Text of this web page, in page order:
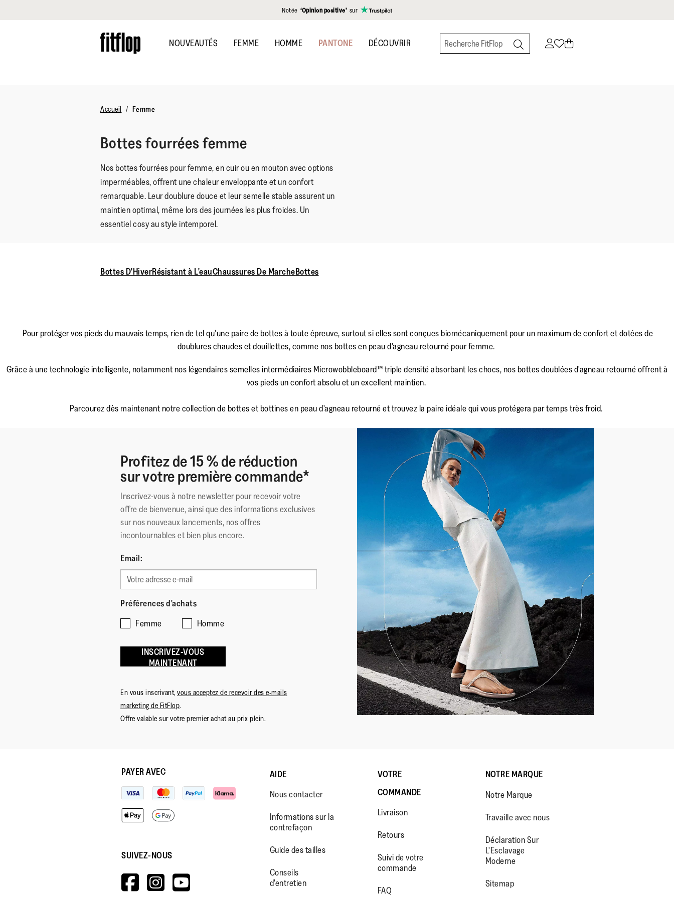
Notée ‘Opinion positive’ sur
to
main
NOUVEAUTÉS FEMME HOMME PANTONE DÉCOUVRIR
Accueil Femme
Bottes fourrées femme
Nos bottes fourrées pour femme, en cuir ou en mouton avec options
imperméables, offrent une chaleur enveloppante et un confort
remarquable. Leur doublure douce et leur semelle stable assurent un
maintien optimal, même lors des journées les plus froides. Un
essentiel cosy au style intemporel.
Bottes D'HiverRésistant à L'eauChaussures De MarcheBottes
Pour protéger vos pieds du mauvais temps, rien de tel qu’une paire de bottes à toute épreuve, surtout si elles sont conçues biomécaniquement pour un maximum de confort et dotées de
doublures chaudes et douillettes, comme nos bottes en peau d'agneau retourné pour femme.
Grâce à une technologie intelligente, notamment nos légendaires semelles intermédiaires Microwobbleboard™ triple densité absorbant les chocs, nos bottes doublées d'agneau retourné offrent à
vos pieds un confort absolu et un excellent maintien.
Parcourez dès maintenant notre collection de bottes et bottines en peau d'agneau retourné et trouvez la paire idéale qui vous protégera par temps très froid.
Profitez de 15 % de réduction
sur votre première commande*
Inscrivez-vous à notre newsletter pour recevoir votre
offre de bienvenue, ainsi que des informations exclusives
sur nos nouveaux lancements, nos offres
incontournables et bien plus encore.
Email:
Préférences d'achats
Femme
Homme
INSCRIVEZ-VOUS
MAINTENANT
En vous inscrivant, vous acceptez de recevoir des e-mails
marketing de FitFlop.
Offre valable sur votre premier achat au prix plein.
PAYER AVEC
SUIVEZ-NOUS
HTTPS://WWW.FACEBOOK.COM/FITFLOP?
V=WALL&VIEWAS=0
HTTPS://WWW.INSTAGRAM.COM/FITFLOP/
HTTPS://WWW.YOUTUBE.COM/USER/FITFLOPFOOTWEAR
AIDE
Nous contacter
Informations sur la
contrefaçon
Guide des tailles
Conseils
d'entretien
VOTRE
COMMANDE
Livraison
Retours
Suivi de votre
commande
FAQ
NOTRE MARQUE
Notre Marque
Travaille avec nous
Déclaration Sur
L'Esclavage
Moderne
Sitemap